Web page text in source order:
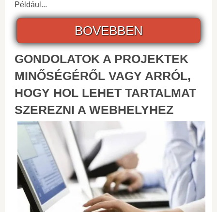
Például...
BOVEBBEN
GONDOLATOK A PROJEKTEK
MINŐSÉGÉRŐL VAGY ARRÓL,
HOGY HOL LEHET TARTALMAT
SZEREZNI A WEBHELYHEZ